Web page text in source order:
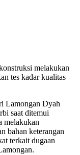
melakukan
tes kadar kualitas
Lamongan Dyah
saat ditemui
melakukan
bahan keterangan
terkait dugaan